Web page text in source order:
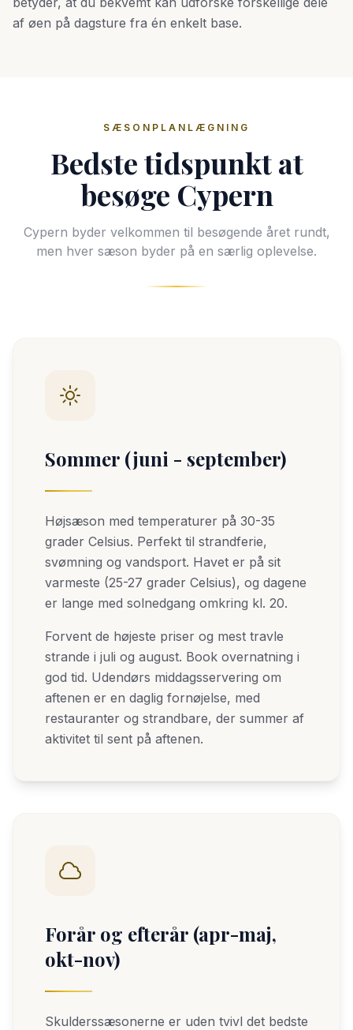
af øen på dagsture fra én enkelt base.
SÆSONPLANLÆGNING
Bedste tidspunkt at
besøge Cypern
Cypern byder velkommen til besøgende året rundt,
men hver sæson byder på en særlig oplevelse.
Sommer (juni - september)
Højsæson med temperaturer på 30-35
grader Celsius. Perfekt til strandferie,
svømning og vandsport. Havet er på sit
varmeste (25-27 grader Celsius), og dagene
er lange med solnedgang omkring kl. 20.
Forvent de højeste priser og mest travle
strande i juli og august. Book overnatning i
god tid. Udendørs middagsservering om
aftenen er en daglig fornøjelse, med
restauranter og strandbare, der summer af
aktivitet til sent på aftenen.
Forår og efterår (apr-maj,
okt-nov)
Skulderssæsonerne er uden tvivl det bedste